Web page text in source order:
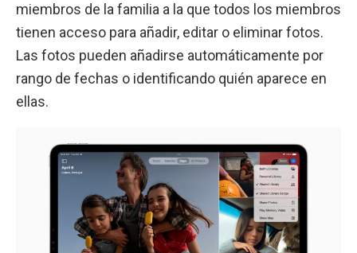
miembros de la familia a la que todos los miembros
tienen acceso para añadir, editar o eliminar fotos.
Las fotos pueden añadirse automáticamente por
rango de fechas o identificando quién aparece en
ellas.